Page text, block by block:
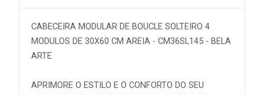
CABECEIRA MODULAR DE BOUCLE SOLTEIRO 4
MODULOS DE 30X60 CM AREIA - CM36SL145 - BELA
ARTE
APRIMORE O ESTILO E O CONFORTO DO SEU